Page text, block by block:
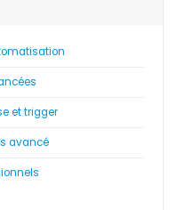
et trigger
avancé